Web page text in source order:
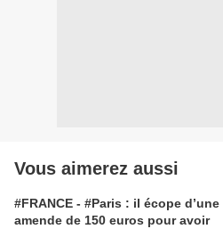
Vous aimerez aussi
#FRANCE - #Paris : il écope d’une
amende de 150 euros pour avoir